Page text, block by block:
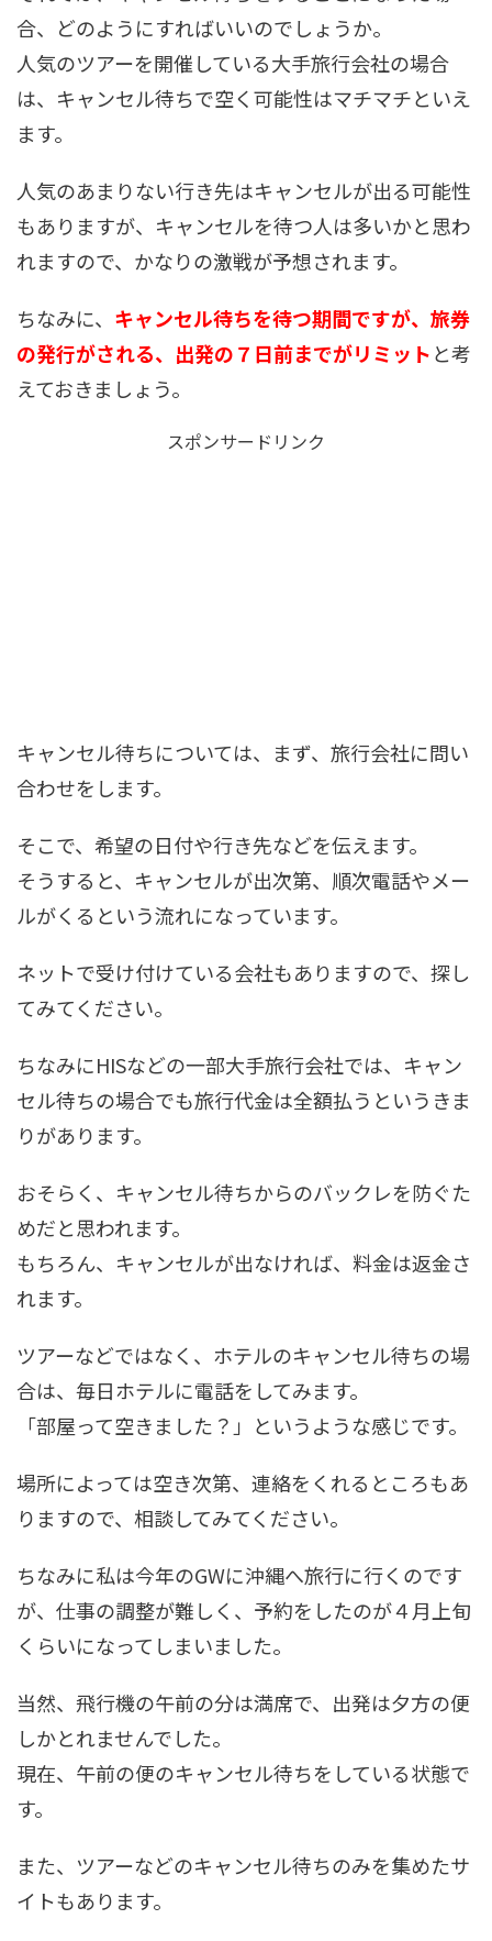
合、どのようにすればいいのでしょうか。
人気のツアーを開催している大手旅行会社の場合
は、キャンセル待ちで空く可能性はマチマチといえ
ます。
人気のあまりない行き先はキャンセルが出る可能性
もありますが、キャンセルを待つ人は多いかと思わ
れますので、かなりの激戦が予想されます。
ちなみに、 キャンセル待ちを待つ期間ですが、旅券
の発行がされる、出発の７日前までがリミットと考
えておきましょう。
スポンサードリンク
キャンセル待ちについては、まず、旅行会社に問い
合わせをします。
そこで、希望の日付や行き先などを伝えます。
そうすると、キャンセルが出次第、順次電話やメー
ルがくるという流れになっています。
ネットで受け付けている会社もありますので、探し
てみてください。
ちなみにHISなどの一部大手旅行会社では、キャン
セル待ちの場合でも旅行代金は全額払うというきま
りがあります。
おそらく、キャンセル待ちからのバックレを防ぐた
めだと思われます。
もちろん、キャンセルが出なければ、料金は返金さ
れます。
ツアーなどではなく、 ホテルのキャンセル待ちの場
合は、毎日ホテルに電話をしてみます。
「部屋って空きました？」というような感じです。
場所によっては空き次第、連絡をくれるところもあ
りますので、相談してみてください。
ちなみに私は今年のGWに沖縄へ旅行に行くのです
が、仕事の調整が難しく、予約をしたのが４月上旬
くらいになってしまいました。
当然、飛行機の午前の分は満席で、出発は夕方の便
しかとれませんでした。
現在、午前の便のキャンセル待ちをしている状態で
す。
また、ツアーなどのキャンセル待ちのみを集めたサ
イトもあります。